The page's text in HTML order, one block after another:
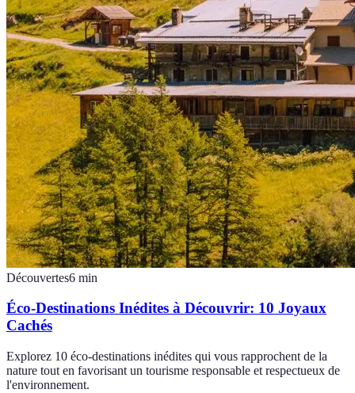
Découvertes6 min
Éco-Destinations Inédites à Découvrir: 10 Joyaux
Cachés
Explorez 10 éco-destinations inédites qui vous rapprochent de la
nature tout en favorisant un tourisme responsable et respectueux de
l'environnement.